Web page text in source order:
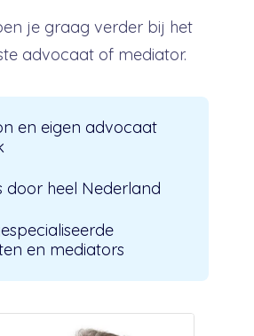
je graag verder bij het
advocaat of mediator.
en eigen advocaat
door heel Nederland
en mediators